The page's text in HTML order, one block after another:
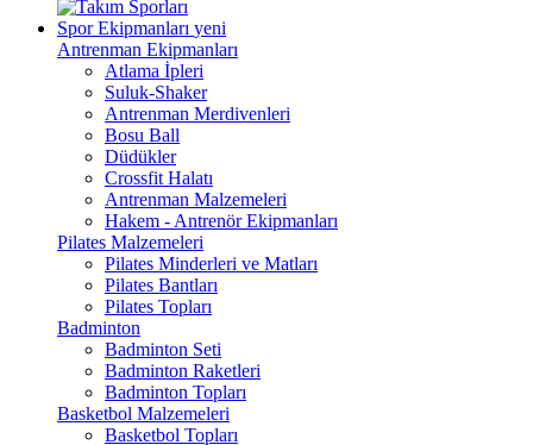
Spor Ekipmanları yeni
Antrenman Ekipmanları
Atlama İpleri
Suluk-Shaker
Antrenman Merdivenleri
Bosu Ball
Düdükler
Crossfit Halatı
Antrenman Malzemeleri
Hakem - Antrenör Ekipmanları
Pilates Malzemeleri
Pilates Minderleri ve Matları
Pilates Bantları
Pilates Topları
Badminton
Badminton Seti
Badminton Raketleri
Badminton Topları
Basketbol Malzemeleri
Basketbol Topları